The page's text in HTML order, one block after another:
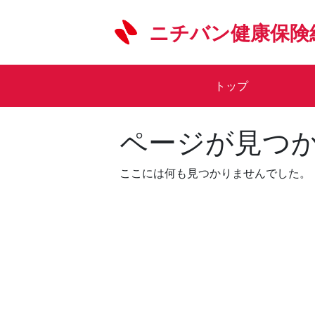
ニチバン健康保
トップ
ページが見つ
ここには何も見つかりませんでした。